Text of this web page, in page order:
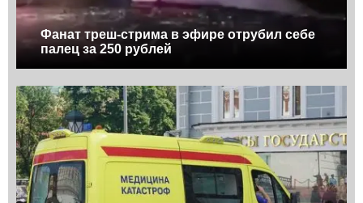
Фанат треш-стрима в эфире отрубил себе
палец за 250 рублей